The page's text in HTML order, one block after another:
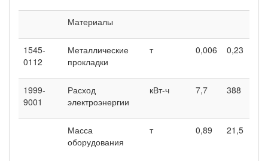
Материалы
1545-
0112
Металлические
прокладки
т 0,006 0,23
1999-
9001
Расход
электроэнергии
кВт-ч 7,7 388
Масса
оборудования
т 0,89 21,5